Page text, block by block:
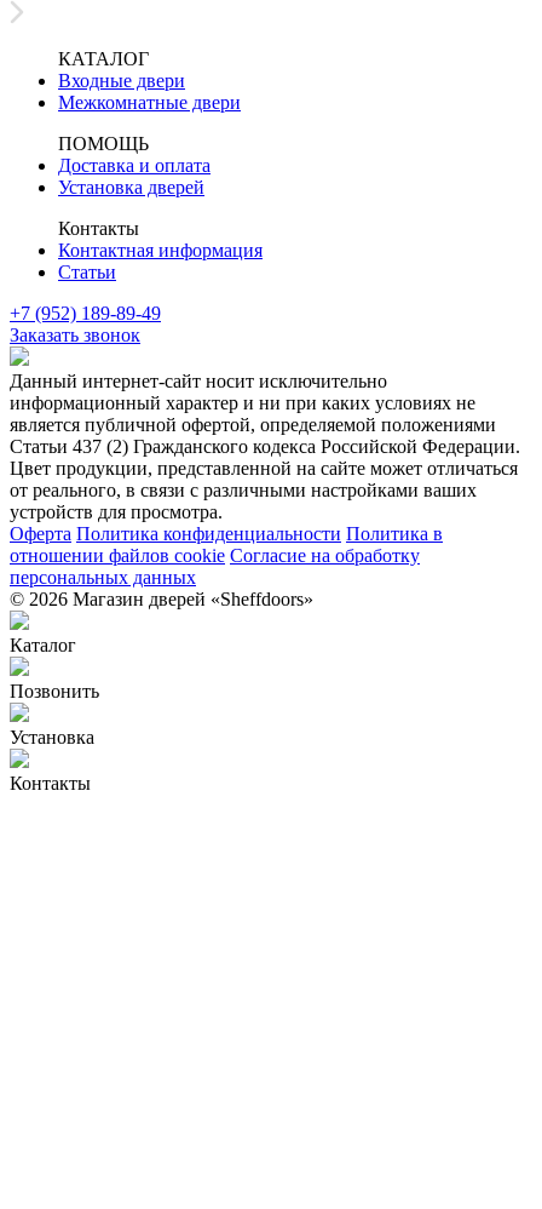
КАТАЛОГ
Входные двери
Межкомнатные двери
ПОМОЩЬ
Доставка и оплата
Установка дверей
Контакты
Контактная информация
Статьи
+7 (952) 189-89-49
Заказать звонок
Данный интернет-сайт носит исключительно
информационный характер и ни при каких условиях не
является публичной офертой, определяемой положениями
Статьи 437 (2) Гражданского кодекса Российской Федерации.
Цвет продукции, представленной на сайте может отличаться
от реального, в связи с различными настройками ваших
устройств для просмотра.
Оферта Политика конфиденциальности Политика в
отношении файлов cookie Согласие на обработку
персональных данных
© 2026 Магазин дверей «Sheffdoors»
Каталог
Позвонить
Установка
Контакты